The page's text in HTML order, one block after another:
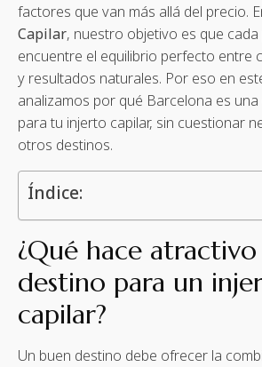
factores que van más allá del precio.
Capilar, nuestro objetivo es que cada
encuentre el equilibrio perfecto entre
y resultados naturales. Por eso en
analizamos por qué Barcelona es
para tu injerto capilar, sin cuestionar
otros destinos.
Índice:
¿Qué hace
destino para un
capilar?
Un buen destino debe ofrecer la